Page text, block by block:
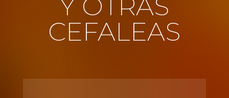
Y OTRAS
CEFALEAS